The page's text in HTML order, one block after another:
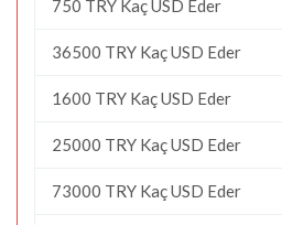
750 TRY Kaç USD Eder
36500 TRY Kaç USD Eder
1600 TRY Kaç USD Eder
25000 TRY Kaç USD Eder
73000 TRY Kaç USD Eder